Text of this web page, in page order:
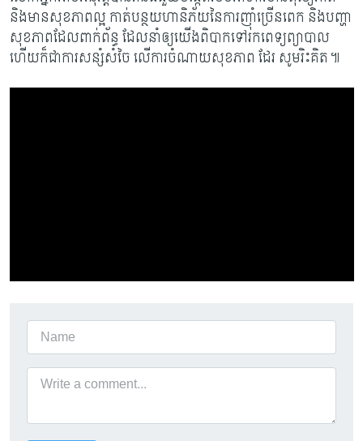
និងមានសុខភាពល្អ កាត់បន្ថយហានិភ័យនៃការញ៉ាំច្រើនពេក និងបញ្ហា
សុខភាពដែលពាក់ព័ន្ធ ដែលនាំឲ្យយើងពិបាកទៅរកពេទ្យព្យាបាល
ហើយក៏ជាការសន្សំសំចៃ លើការចំណាយសុខភាព ដែរ សូមរិះគិត៕